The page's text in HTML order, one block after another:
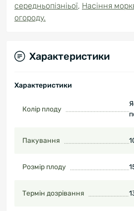
середньопізніьої, Насіння
огороду.
Характеристики
Характеристики
Колір плоду
Пакування
Розмір плоду
Термін дозрівання